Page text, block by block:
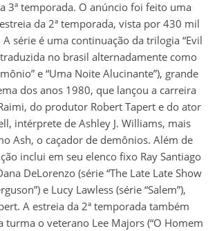
3ª temporada. O anúncio foi feito uma
da 2ª temporada, vista por 430 mil
A série é uma continuação da trilogia “Evil
no brasil alternadamente como
e “Uma Noite Alucinante”), grande
dos anos 1980, que lançou a carreira
do produtor Robert Tapert e do ator
intérprete de Ashley J. Williams, mais
Ash, o caçador de demônios. Além de
inclui em seu elenco fixo Ray Santiago
DeLorenzo (série “The Late Late Show
e Lucy Lawless (série “Salem”),
A estreia da 2ª temporada também
turma o veterano Lee Majors (“O Homem